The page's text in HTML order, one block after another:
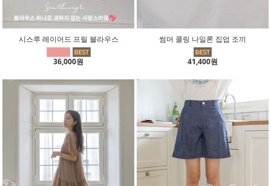
시스루 레이어드 프릴 블라우스
36,000원
썸머 쿨링 나일론 집업 조끼
41,400원